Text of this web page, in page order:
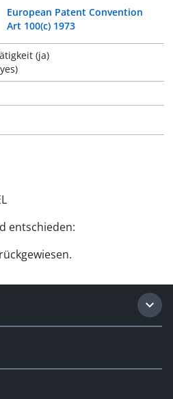
European Patent Convention
Art 100(c) 1973
(ja)
entschieden: